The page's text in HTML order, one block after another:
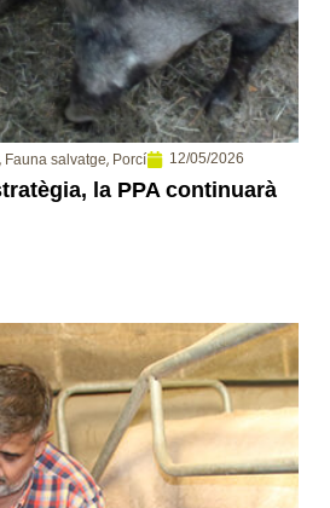
, Fauna salvatge, Porcí 12/05/2026
la PPA continuarà